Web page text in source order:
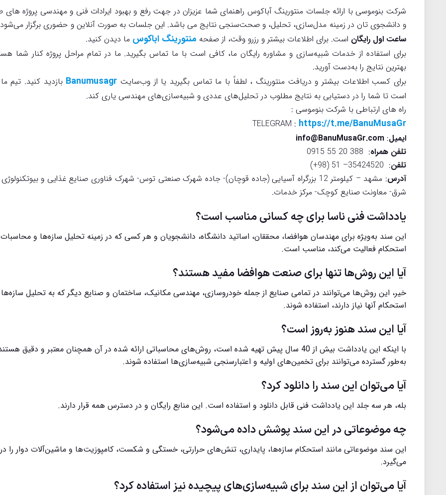
شرکت بنوموسی با ارائه جلسات منتورینگ آباکوس راهنمای شما عزیزان در جهت رفع و بهبود ایرادات فنی و مهندسی پروژه های
و دانشجوی تان در زمینه مدل‌سازی، تحلیل، و صحت‌سنجی نتایج می باشد. این جلسات به صورت آنلاین و حضوری برگزار
ساعت اول رایگان است. برای اطلاعات بیشتر و رزرو وقت، از صفحه منتورینگ اباکوس ما دیدن کنید.
برای استفاده از خدمات شبیه‌سازی و مشاوره رایگان ما، کافی است با ما تماس بگیرید. ما در تمام مراحل پروژه کنار شما
بهترین نتایج را به‌دست آورید.
برای کسب اطلاعات بیشتر و دریافت منتورینگ ، لطفاً با ما تماس بگیرید یا از وب‌سایت Banumusagr بازدید کنید. تیم
است تا شما را در دستیابی به نتایج مطلوب در تحلیل‌های عددی و شبیه‌سازی‌های مهندسی یاری کند.
راه های ارتباطی با شرکت بنوموسی :
TELEGRAM : https://t.me/BanuMusaGr
ایمیل:
info@BanuMusaGr.com
تلفن همراه: 388 20 55 0915
تلفن: 35424520– 51 (98+)
آدرس
: مشهد – کیلومتر 12 بزرگراه آسیایی (جاده قوچان)- جاده شهرک صنعتی توس- شهرک فناوری صنایع غذایی و
شرق- معاونت صنایع کوچک- مرکز خدمات.
یادداشت فنی ناسا برای چه کسانی مناسب است؟
این سند به‌ویژه برای مهندسان هوافضا، محققان، اساتید دانشگاه، دانشجویان و هر کسی که در زمینه تحلیل سازه‌ها و محاسبات
استحکام فعالیت می‌کند، مناسب است.
آیا این روش‌ها تنها برای صنعت هوافضا مفید هستند؟
خیر، این روش‌ها می‌توانند در تمامی صنایع از جمله خودروسازی، مهندسی مکانیک، ساختمان و صنایع دیگر که به تحلیل
استحکام آنها نیاز دارند، استفاده شوند.
آیا این سند هنوز به‌روز است؟
با اینکه این یادداشت بیش از 40 سال پیش تهیه شده است، روش‌های محاسباتی ارائه شده در آن همچنان معتبر و دقیق
به‌طور گسترده می‌توانند برای تخمین‌های اولیه و اعتبارسنجی شبیه‌سازی‌ها استفاده شوند.
آیا می‌توان این سند را دانلود کرد؟
بله، هر سه جلد این یادداشت فنی قابل دانلود و استفاده است. این منابع رایگان و در دسترس همه قرار دارند.
چه موضوعاتی در این سند پوشش داده می‌شود؟
این سند موضوعاتی مانند استحکام سازه‌ها، پایداری، تنش‌های حرارتی، خستگی و شکست، کامپوزیت‌ها و ماشین‌آلات دوار را در
می‌گیرد.
آیا می‌توان از این سند برای شبیه‌سازی‌های پیچیده نیز استفاده کرد؟